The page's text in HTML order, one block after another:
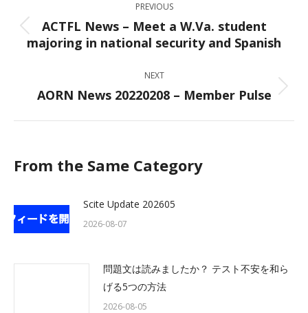
navigation
PREVIOUS
Previous
post:
ACTFL News – Meet a W.Va. student
majoring in national security and Spanish
NEXT
Next
AORN News 20220208 – Member Pulse
From the Same Category
Scite Update 202605
2026-08-07
問題文は読みましたか？ テスト不安を和ら
げる5つの方法
2026-08-05